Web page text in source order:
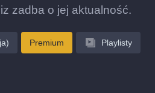
zadba o jej aktualność.
Premium Playlisty